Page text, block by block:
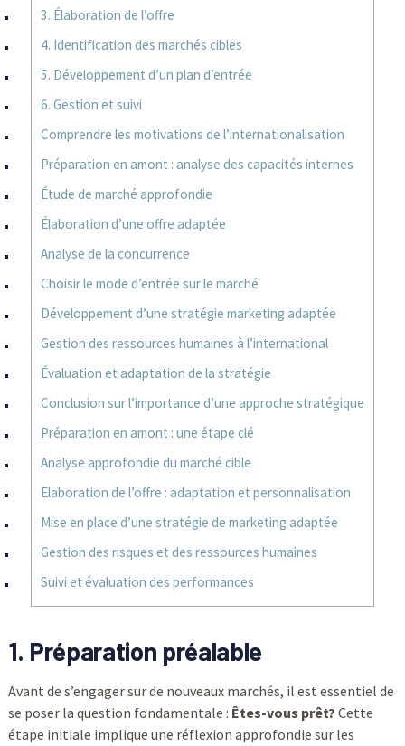
3. Élaboration de l’offre
4. Identification des marchés cibles
5. Développement d’un plan d’entrée
6. Gestion et suivi
Comprendre les motivations de l’internationalisation
Préparation en amont : analyse des capacités internes
Étude de marché approfondie
Élaboration d’une offre adaptée
Analyse de la concurrence
Choisir le mode d’entrée sur le marché
Développement d’une stratégie marketing adaptée
Gestion des ressources humaines à l’international
Évaluation et adaptation de la stratégie
Conclusion sur l’importance d’une approche stratégique
Préparation en amont : une étape clé
Analyse approfondie du marché cible
Elaboration de l’offre : adaptation et personnalisation
Mise en place d’une stratégie de marketing adaptée
Gestion des risques et des ressources humaines
Suivi et évaluation des performances
1. Préparation préalable
Avant de s’engager sur de nouveaux marchés, il est essentiel de
se poser la question fondamentale : Êtes-vous prêt? Cette
étape initiale implique une réflexion approfondie sur les